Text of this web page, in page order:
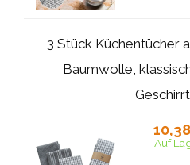
3 Stück Küchentücher
Baumwolle,
Auf